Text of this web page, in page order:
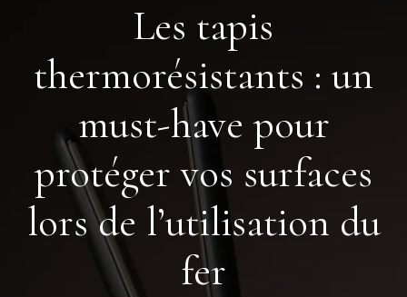
Les tapis
thermorésistants : un
must-have pour
protéger vos surfaces
lors de l’utilisation du
fer